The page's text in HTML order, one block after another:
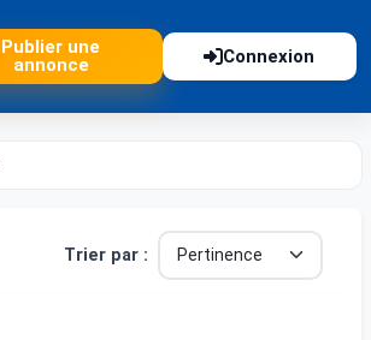
Publier une
annonce
Connexion
Trier par :